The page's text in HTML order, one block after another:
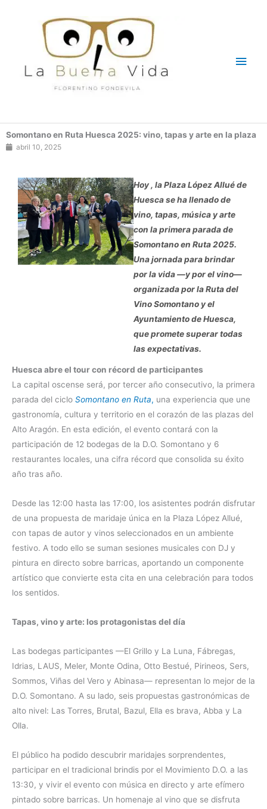
Somontano en Ruta Huesca 2025: vino, tapas y arte en la plaza
abril 10, 2025
Hoy , la Plaza López Allué de
Huesca se ha llenado de
vino, tapas, música y arte
con la primera parada de
Somontano en Ruta 2025.
Una jornada para brindar
por la vida —y por el vino—
organizada por la Ruta del
Vino Somontano y el
Ayuntamiento de Huesca,
que promete superar todas
las expectativas.
Huesca abre el tour con récord de participantes
La capital oscense será, por tercer año consecutivo, la primera
parada del ciclo Somontano en Ruta, una experiencia que une
gastronomía, cultura y territorio en el corazón de las plazas del
Alto Aragón. En esta edición, el evento contará con la
participación de 12 bodegas de la D.O. Somontano y 6
restaurantes locales, una cifra récord que consolida su éxito
año tras año.
Desde las 12:00 hasta las 17:00, los asistentes podrán disfrutar
de una propuesta de maridaje única en la Plaza López Allué,
con tapas de autor y vinos seleccionados en un ambiente
festivo. A todo ello se suman sesiones musicales con DJ y
pintura en directo sobre barricas, aportando un componente
artístico que convierte esta cita en una celebración para todos
los sentidos.
Tapas, vino y arte: los protagonistas del día
Las bodegas participantes —El Grillo y La Luna, Fábregas,
Idrias, LAUS, Meler, Monte Odina, Otto Bestué, Pirineos, Sers,
Sommos, Viñas del Vero y Abinasa— representan lo mejor de la
D.O. Somontano. A su lado, seis propuestas gastronómicas de
alto nivel: Las Torres, Brutal, Bazul, Ella es brava, Abba y La
Olla.
El público ha podido descubrir maridajes sorprendentes,
participar en el tradicional brindis por el Movimiento D.O. a las
13:30, y vivir el evento con música en directo y arte efímero
pintado sobre barricas. Un homenaje al vino que se disfruta